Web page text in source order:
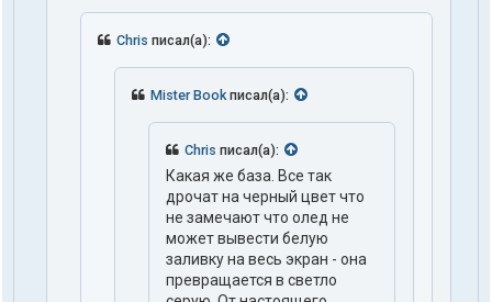
Chris писал(а):
Mister Book писал(а):
Chris писал(а):
Какая же база. Все так
дрочат на черный цвет что
не замечают что олед не
может вывести белую
заливку на весь экран - она
превращается в светло